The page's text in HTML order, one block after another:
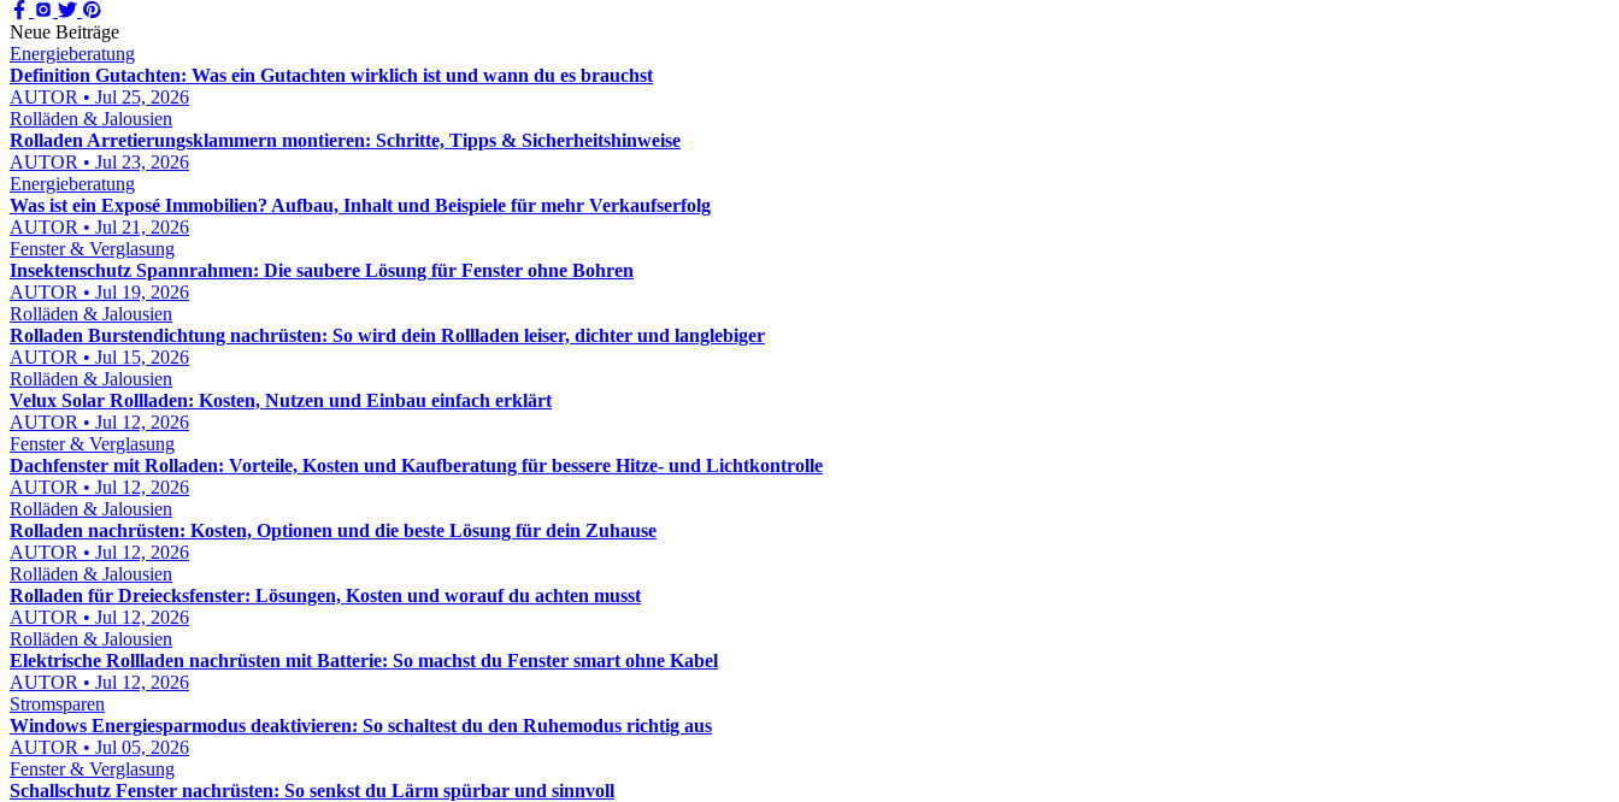
Neue Beiträge
Energieberatung
Definition Gutachten: Was ein Gutachten wirklich ist und wann du es brauchst
AUTOR • Jul 25, 2026
Rolläden & Jalousien
Rolladen Arretierungsklammern montieren: Schritte, Tipps & Sicherheitshinweise
AUTOR • Jul 23, 2026
Energieberatung
Was ist ein Exposé Immobilien? Aufbau, Inhalt und Beispiele für mehr Verkaufserfolg
AUTOR • Jul 21, 2026
Fenster & Verglasung
Insektenschutz Spannrahmen: Die saubere Lösung für Fenster ohne Bohren
AUTOR • Jul 19, 2026
Rolläden & Jalousien
Rolladen Burstendichtung nachrüsten: So wird dein Rollladen leiser, dichter und langlebiger
AUTOR • Jul 15, 2026
Rolläden & Jalousien
Velux Solar Rollladen: Kosten, Nutzen und Einbau einfach erklärt
AUTOR • Jul 12, 2026
Fenster & Verglasung
Dachfenster mit Rolladen: Vorteile, Kosten und Kaufberatung für bessere Hitze- und Lichtkontrolle
AUTOR • Jul 12, 2026
Rolläden & Jalousien
Rolladen nachrüsten: Kosten, Optionen und die beste Lösung für dein Zuhause
AUTOR • Jul 12, 2026
Rolläden & Jalousien
Rolladen für Dreiecksfenster: Lösungen, Kosten und worauf du achten musst
AUTOR • Jul 12, 2026
Rolläden & Jalousien
Elektrische Rollladen nachrüsten mit Batterie: So machst du Fenster smart ohne Kabel
AUTOR • Jul 12, 2026
Stromsparen
Windows Energiesparmodus deaktivieren: So schaltest du den Ruhemodus richtig aus
AUTOR • Jul 05, 2026
Fenster & Verglasung
Schallschutz Fenster nachrüsten: So senkst du Lärm spürbar und sinnvoll